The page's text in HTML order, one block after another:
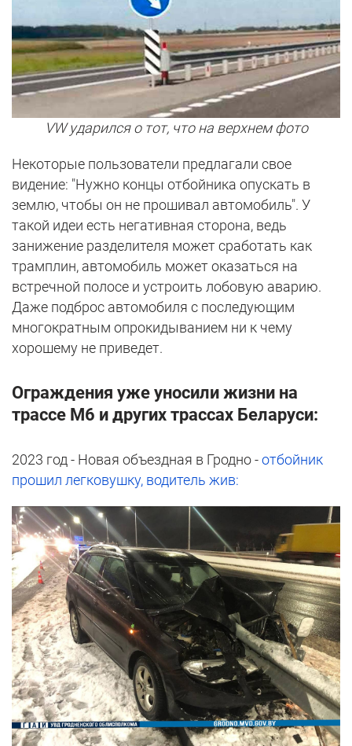
VW ударился о тот, что на верхнем фото
Некоторые пользователи предлагали свое
видение: "Нужно концы отбойника опускать в
землю, чтобы он не прошивал автомобиль". У
такой идеи есть негативная сторона, ведь
занижение разделителя может сработать как
трамплин, автомобиль может оказаться на
встречной полосе и устроить лобовую аварию.
Даже подброс автомобиля с последующим
многократным опрокидыванием ни к чему
хорошему не приведет.
Ограждения уже уносили жизни на
трассе М6 и других трассах Беларуси:
2023 год - Новая объездная в Гродно -отбойник
прошил легковушку, водитель жив: